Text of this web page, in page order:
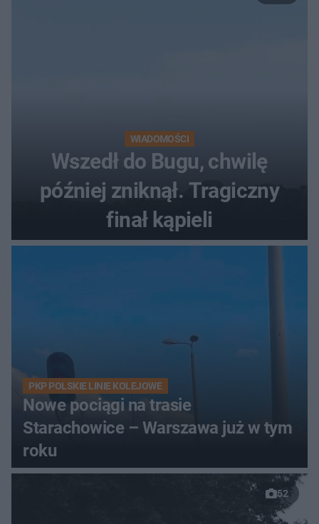
WIADOMOŚCI
Wszedł do Bugu, chwilę
później zniknął. Tragiczny
finał kąpieli
PKP POLSKIE LINIE KOLEJOWE
Nowe pociągi na trasie
Starachowice – Warszawa już w tym
roku
52